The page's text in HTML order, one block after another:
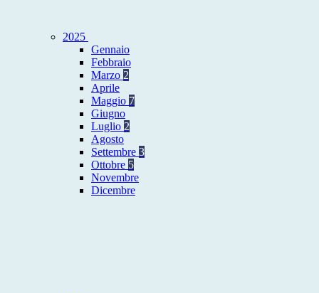
2025
Gennaio
Febbraio
Marzo 2
Aprile
Maggio 7
Giugno
Luglio 2
Agosto
Settembre 3
Ottobre 5
Novembre
Dicembre